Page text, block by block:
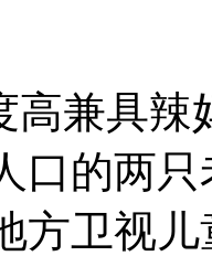
高兼具辣
口的两
方卫视